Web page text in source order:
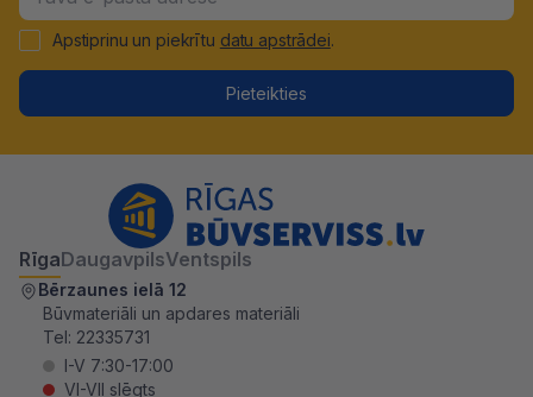
Apstiprinu un piekrītu datu apstrādei.
Pieteikties
RīgaDaugavpilsVentspils
Bērzaunes ielā 12
Būvmateriāli un apdares materiāli
Tel: 22335731
I-V 7:30-17:00
VI-VII slēgts